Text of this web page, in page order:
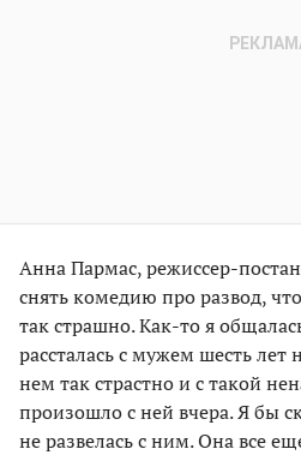
Анна Пармас, режиссер-
снять комедию про развод,
так страшно. Как-то я
рассталась с мужем шесть лет
нем так страстно и с такой
произошло с ней вчера. Я бы
не развелась с ним. Она все